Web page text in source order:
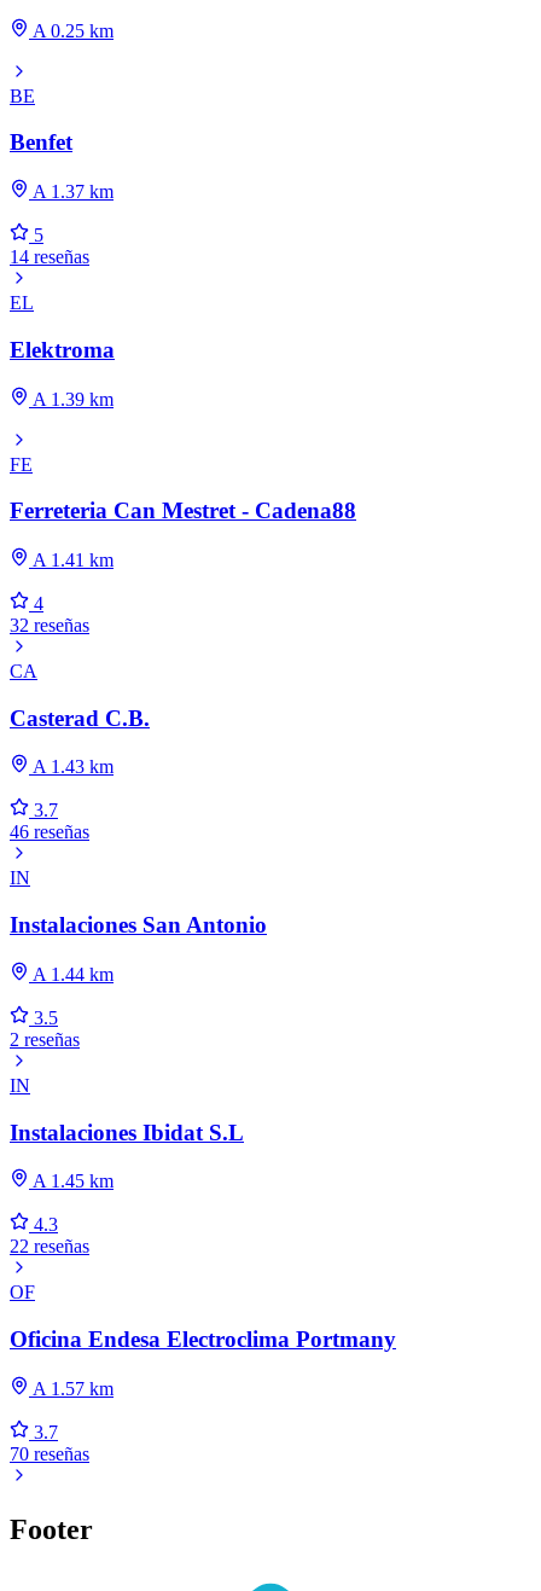
A 0.25 km
BE
Benfet
A 1.37 km
5
14 reseñas
EL
Elektroma
A 1.39 km
FE
Ferreteria Can Mestret - Cadena88
A 1.41 km
4
32 reseñas
CA
Casterad C.B.
A 1.43 km
3.7
46 reseñas
IN
Instalaciones San Antonio
A 1.44 km
3.5
2 reseñas
IN
Instalaciones Ibidat S.L
A 1.45 km
4.3
22 reseñas
OF
Oficina Endesa Electroclima Portmany
A 1.57 km
3.7
70 reseñas
Footer